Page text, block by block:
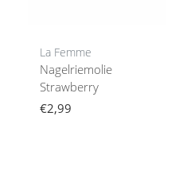
La Femme
Nagelriemolie
Strawberry
€2,99